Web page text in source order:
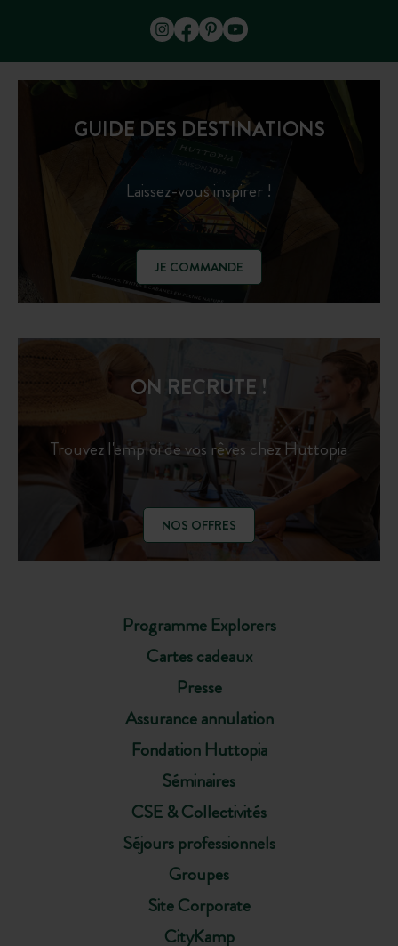
GUIDE DES DESTINATIONS
Laissez-vous inspirer !
JE COMMANDE
Programme Explorers
Cartes cadeaux
Presse
Assurance annulation
Fondation Huttopia
Séminaires
CSE & Collectivités
Séjours professionnels
Groupes
Site Corporate
CityKamp
ON RECRUTE !
Trouvez l'emploi de vos rêves chez Huttopia
NOS OFFRES